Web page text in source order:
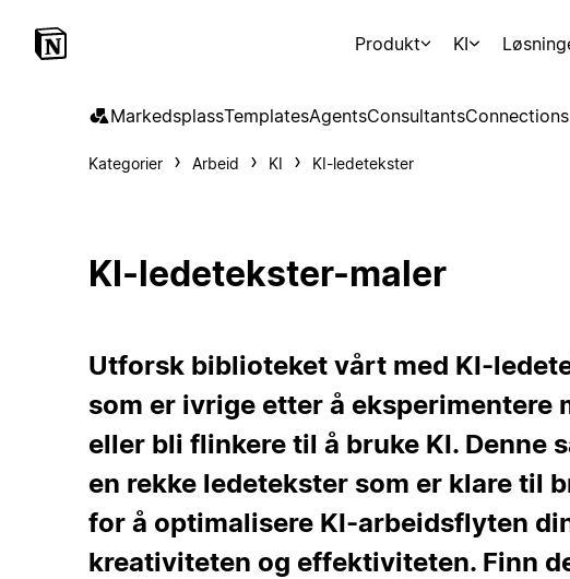
Produkt KI
MarkedsplassTemplatesAgentsConsultantsConnections
Kategorier Arbeid KI KI-ledetekster
KI-ledetekster-maler
Utforsk biblioteket vårt med KI-
som er ivrige etter å eksperimentere
eller bli flinkere til å bruke KI. Denne
en rekke ledetekster som er klare til
for å optimalisere KI-arbeidsflyten
kreativiteten og effektiviteten. Finn